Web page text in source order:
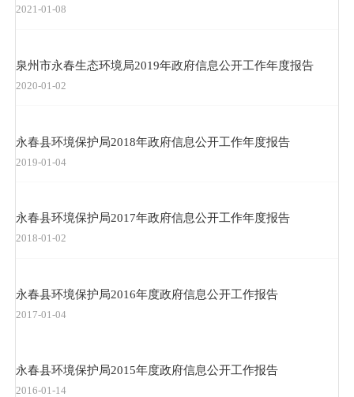
2021-01-08
泉州市永春生态环境局2019年政府信息公开工作年度报告
2020-01-02
永春县环境保护局2018年政府信息公开工作年度报告
2019-01-04
永春县环境保护局2017年政府信息公开工作年度报告
2018-01-02
永春县环境保护局2016年度政府信息公开工作报告
2017-01-04
永春县环境保护局2015年度政府信息公开工作报告
2016-01-14